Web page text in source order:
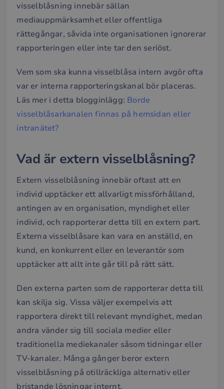
visselblåsning innebär sällan
mediauppmärksamhet eller offentliga
rättegångar, såvida inte organisationen ignorerar
rapporteringen eller inte tar den seriöst.
Vem som ska kunna visselblåsa intern avgör ofta
var er interna rapporteringskanal bör placeras.
Läs mer i detta blogginlägg: Borde
visselblåsarkanalen finnas på hemsidan eller
intranätet?
Vad är extern visselblåsning?
Extern visselblåsning innebär oftast att en
individ upptäcker ett allvarligt missförhålland,
antingen av en organisation, myndighet eller
individ, och rapporterar detta till en extern part.
Externa visselblåsare kan vara en anställd, en
kund, en konkurrent eller en leverantör som
upptäcker att allt inte går till på rätt sätt.
Den externa parten som de rapporterar detta till
kan skilja sig. Vissa väljer exempelvis att
rapportera direkt till relevant myndighet, medan
andra vänder sig till sociala medier eller
traditionella mediekanaler såsom tidningar eller
TV-kanaler. Många gånger beror extern
visselblåsning på otillräckliga alternativ eller
bristande lösningar internt.